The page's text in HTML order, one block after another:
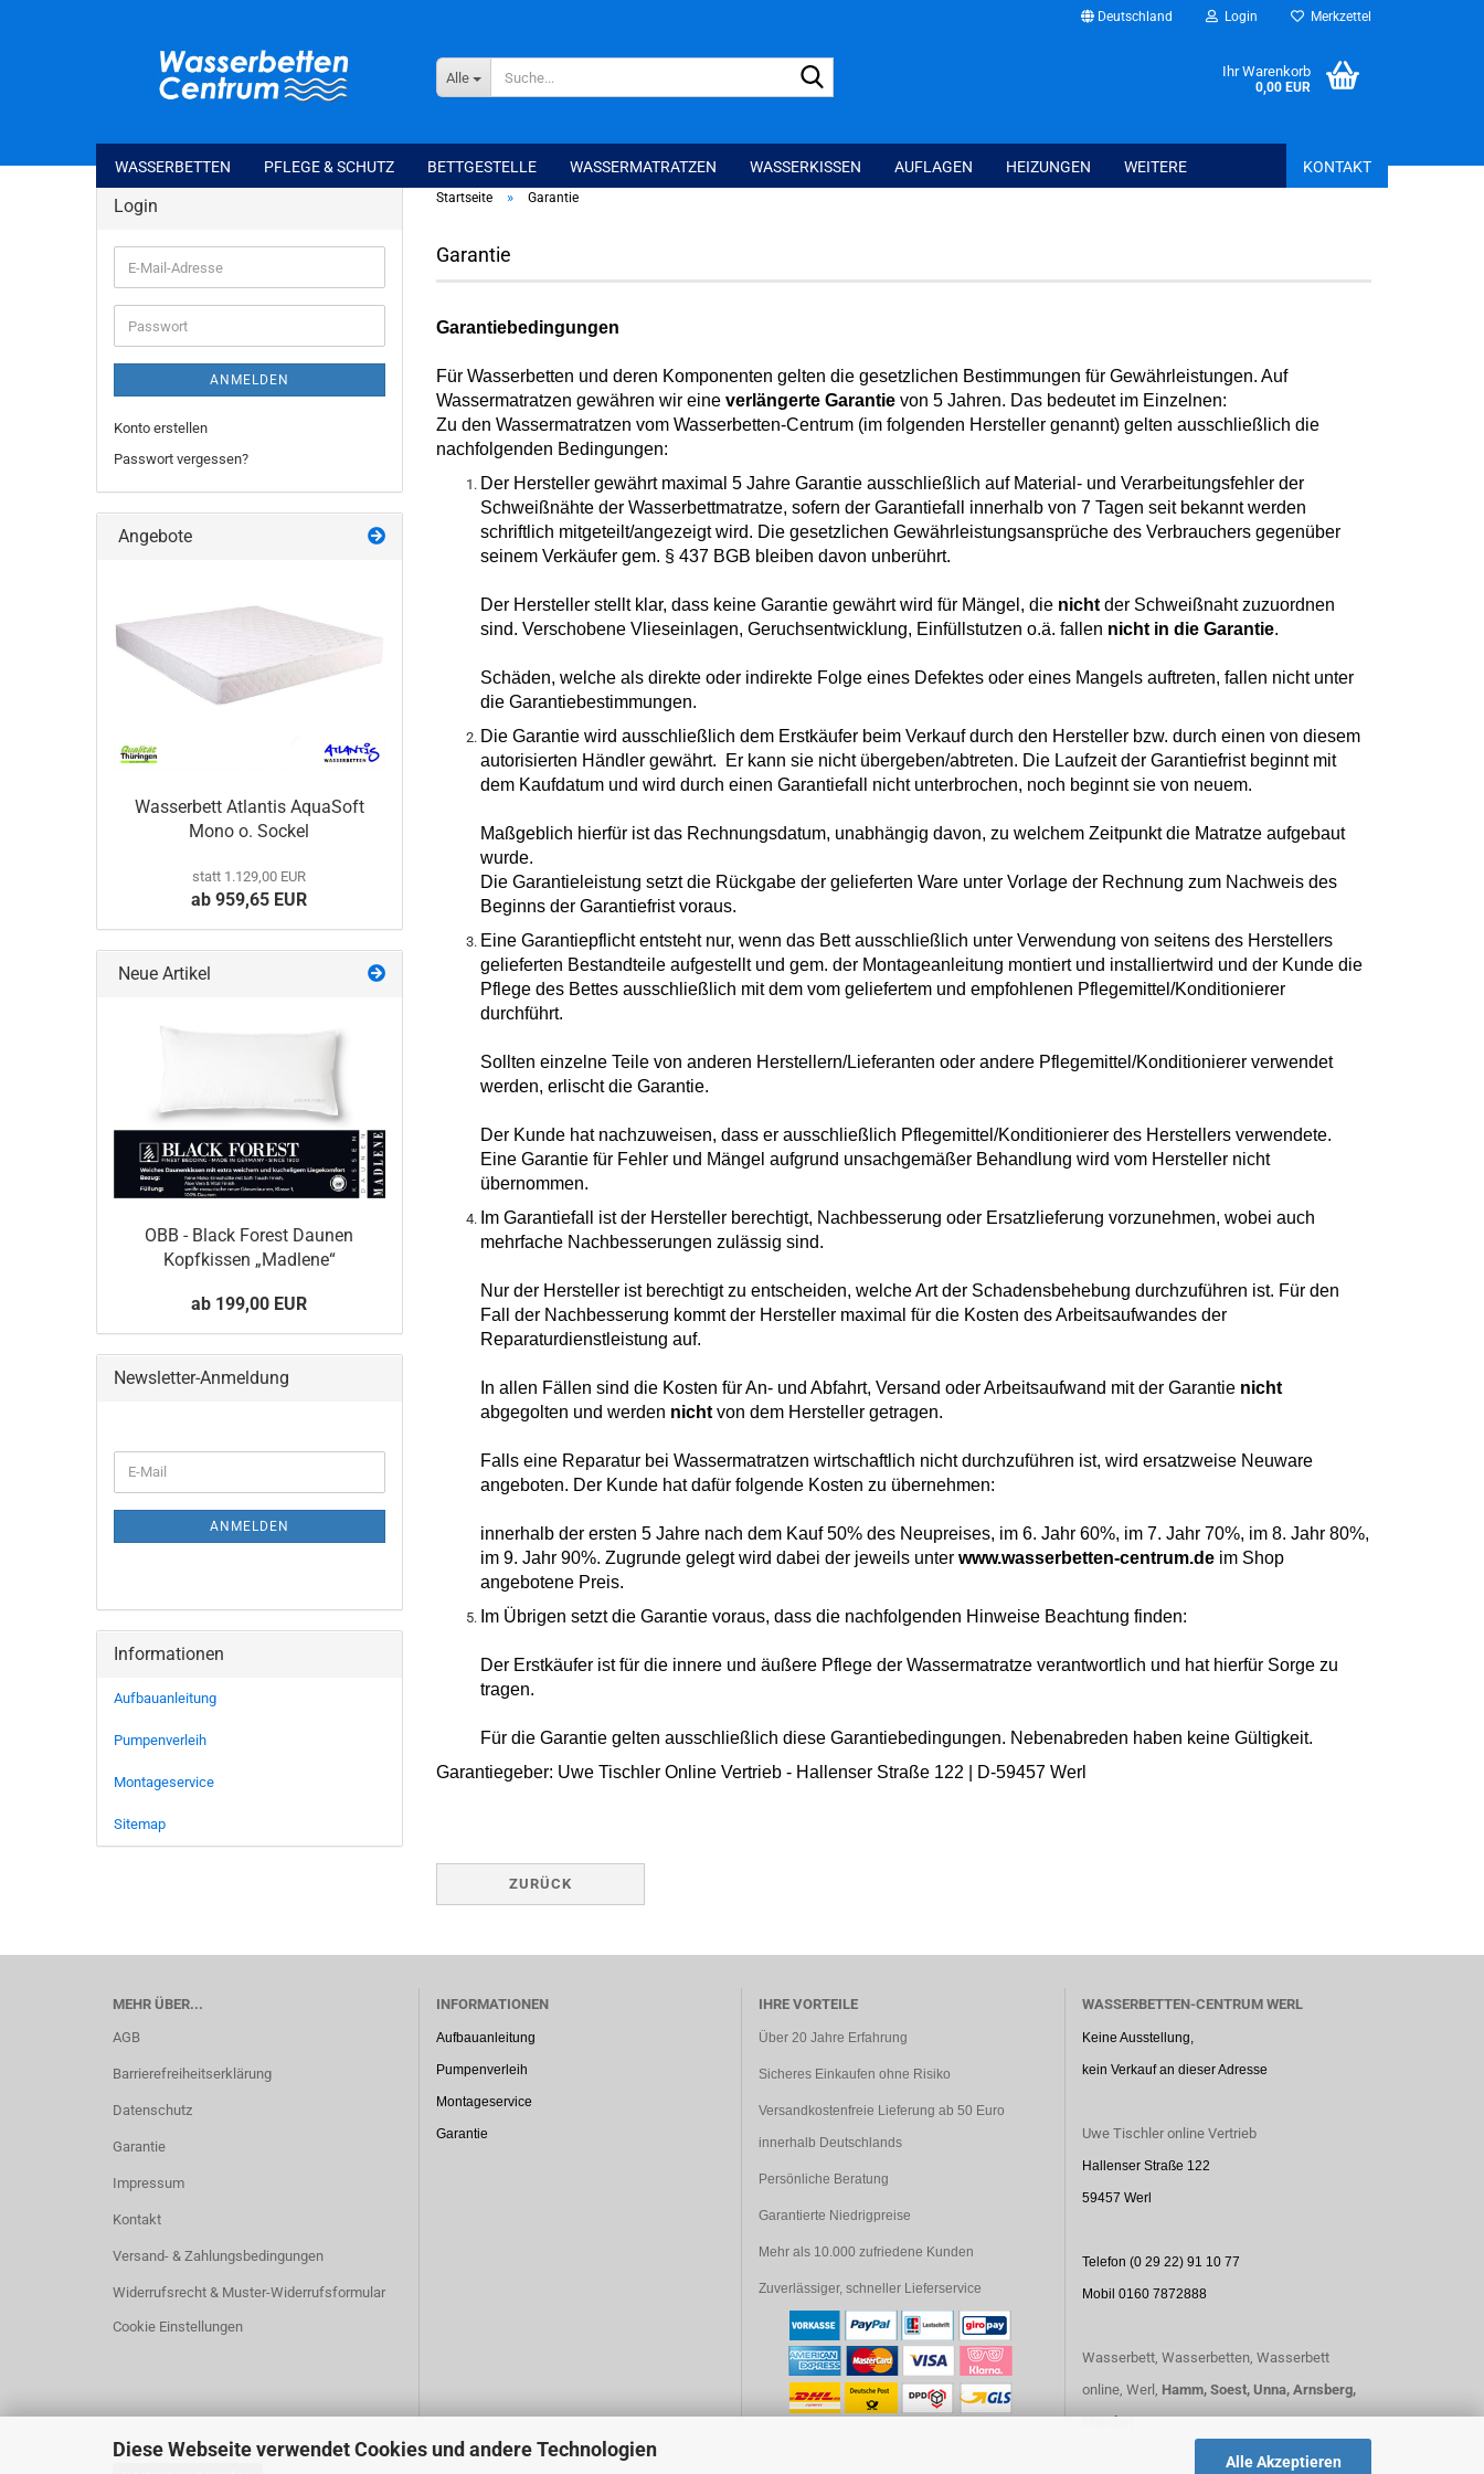
Diese Webseite verwendet Cookies und andere Technologien
Alle Akzeptieren
Deutschland Login Merkzettel
Alle Ihr Warenkorb
0,00 EUR
WASSERBETTEN PFLEGE & SCHUTZ BETTGESTELLE WASSERMATRATZEN WASSERKISSEN AUFLAGEN HEIZUNGEN KONTAKT
WEITERE
Haus - Freizeit - Garten anzeigen
Garten-Zubehör
Kitchenline - Stricker
Startseite » Garantie
Garantie
Garantiebedingungen
Für Wasserbetten und deren Komponenten gelten die gesetzlichen Bestimmungen für Gewährleistungen. Auf
Wassermatratzen gewähren wir eine verlängerte Garantievon 5 Jahren. Das bedeutet im Einzelnen:
Zu den Wassermatratzen vom Wasserbetten-Centrum (im folgenden Hersteller genannt) gelten ausschließlich die
nachfolgenden Bedingungen:
Der Hersteller gewährt maximal 5 Jahre Garantie ausschließlich auf Material- und Verarbeitungsfehler der
Schweißnähte der Wasserbettmatratze, sofern der Garantiefall innerhalb von 7 Tagen seit bekannt werden
schriftlich mitgeteilt/angezeigt wird. Die gesetzlichen Gewährleistungsansprüche des Verbrauchers gegenüber
seinem Verkäufer gem. § 437 BGB bleiben davon unberührt.
Der Hersteller stellt klar, dass keine Garantie gewährt wird für Mängel, die nichtder Schweißnaht zuzuordnen
sind. Verschobene Vlieseinlagen, Geruchsentwicklung, Einfüllstutzen o.ä. fallen nicht in die Garantie.
Schäden, welche als direkte oder indirekte Folge eines Defektes oder eines Mangels auftreten, fallen nicht unter
die Garantiebestimmungen.
Die Garantie wird ausschließlich dem Erstkäufer beim Verkauf durch den Hersteller bzw. durch einen von diesem
autorisierten Händler gewährt. Er kann sie nicht übergeben/abtreten. Die Laufzeit der Garantiefrist beginnt mit
dem Kaufdatum und wird durch einen Garantiefall nicht unterbrochen, noch beginnt sie von neuem.
Maßgeblich hierfür ist das Rechnungsdatum, unabhängig davon, zu welchem Zeitpunkt die Matratze aufgebaut
wurde.
Die Garantieleistung setzt die Rückgabe der gelieferten Ware unter Vorlage der Rechnung zum Nachweis des
Beginns der Garantiefrist voraus.
Eine Garantiepflicht entsteht nur, wenn das Bett ausschließlich unter Verwendung von seitens des Herstellers
gelieferten Bestandteile aufgestellt und gem. der Montageanleitung montiert und installiertwird und der Kunde die
Pflege des Bettes ausschließlich mit dem vom geliefertem und empfohlenen Pflegemittel/Konditionierer
durchführt.
Sollten einzelne Teile von anderen Herstellern/Lieferanten oder andere Pflegemittel/Konditionierer verwendet
werden, erlischt die Garantie.
Der Kunde hat nachzuweisen, dass er ausschließlich Pflegemittel/Konditionierer des Herstellers verwendete.
Eine Garantie für Fehler und Mängel aufgrund unsachgemäßer Behandlung wird vom Hersteller nicht
übernommen.
Im Garantiefall ist der Hersteller berechtigt, Nachbesserung oder Ersatzlieferung vorzunehmen, wobei auch
mehrfache Nachbesserungen zulässig sind.
Nur der Hersteller ist berechtigt zu entscheiden, welche Art der Schadensbehebung durchzuführen ist. Für den
Fall der Nachbesserung kommt der Hersteller maximal für die Kosten des Arbeitsaufwandes der
Reparaturdienstleistung auf.
In allen Fällen sind die Kosten für An- und Abfahrt, Versand oder Arbeitsaufwand mit der Garantie nicht
abgegolten und werden nichtvon dem Hersteller getragen.
Falls eine Reparatur bei Wassermatratzen wirtschaftlich nicht durchzuführen ist, wird ersatzweise Neuware
angeboten. Der Kunde hat dafür folgende Kosten zu übernehmen:
innerhalb der ersten 5 Jahre nach dem Kauf 50% des Neupreises, im 6. Jahr 60%, im 7. Jahr 70%, im 8. Jahr 80%,
im 9. Jahr 90%. Zugrunde gelegt wird dabei der jeweils unter www.wasserbetten-centrum.deim Shop
angebotene Preis.
Im Übrigen setzt die Garantie voraus, dass die nachfolgenden Hinweise Beachtung finden:
Der Erstkäufer ist für die innere und äußere Pflege der Wassermatratze verantwortlich und hat hierfür Sorge zu
tragen.
Für die Garantie gelten ausschließlich diese Garantiebedingungen. Nebenabreden haben keine Gültigkeit.
Garantiegeber: Uwe Tischler Online Vertrieb - Hallenser Straße 122 | D-59457 Werl
ZURÜCK
Login
E-
Mail-
Adresse
Passwort
ANMELDEN
Konto erstellen
Passwort vergessen?
Angebote
Wasserbett Atlantis AquaSoft
Mono o. Sockel
statt 1.129,00 EUR
ab 959,65 EUR
Neue Artikel
OBB - Black Forest Daunen
Kopfkissen „Madlene“
ab 199,00 EUR
Newsletter-Anmeldung
ZUR
E-
Mail
ANMELDEN
Informationen
Aufbauanleitung
Pumpenverleih
Montageservice
Sitemap
MEHR ÜBER...
AGB
Barrierefreiheitserklärung
Datenschutz
Garantie
Impressum
Kontakt
Versand- & Zahlungsbedingungen
Widerrufsrecht & Muster-Widerrufsformular
Cookie Einstellungen
INFORMATIONEN
Aufbauanleitung
Pumpenverleih
Montageservice
Garantie
IHRE VORTEILE
Über 20 Jahre Erfahrung
Sicheres Einkaufen ohne Risiko
Versandkostenfreie Lieferung ab 50 Euro
innerhalb Deutschlands
Persönliche Beratung
Garantierte Niedrigpreise
Mehr als 10.000 zufriedene Kunden
Zuverlässiger, schneller Lieferservice
WASSERBETTEN-CENTRUM WERL
Keine Ausstellung,
kein Verkauf an dieser Adresse
Uwe Tischler online Vertrieb
Hallenser Straße 122
59457 Werl
Telefon (0 29 22) 91 10 77
Mobil 0160 7872888
Wasserbett, Wasserbetten, Wasserbett
online, Werl, Hamm, Soest, Unna, Arnsberg,
Menden